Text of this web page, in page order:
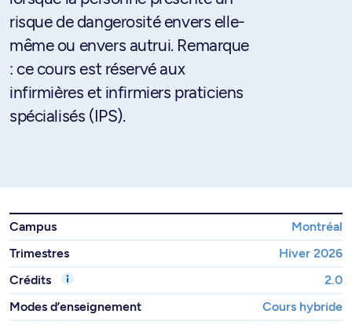
risque de dangerosité envers elle-
même ou envers autrui. Remarque
: ce cours est réservé aux
infirmières et infirmiers praticiens
spécialisés (IPS).
Campus
Montréal
Trimestres
Hiver 2026
Crédits
2.0
Modes d’enseignement
Cours hybride